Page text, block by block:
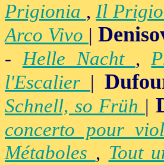
Prigionia ,Il
Arco Vivo |
-Helle Nacht ,
l'Escalier |
Schnell, so Früh |
concerto pour
Métaboles , Tout